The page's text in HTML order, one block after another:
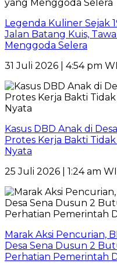
Legenda Kuliner Sejak
Jalan Batang Kuis,
Menggoda Selera
31 Juli 2026 | 4:54 pm
Kasus DBD Anak di
Protes Kerja Bakti
Nyata
25 Juli 2026 | 1:24 am
Marak Aksi Pencurian,
Desa Sena Dusun 2
Perhatian Pemerintah